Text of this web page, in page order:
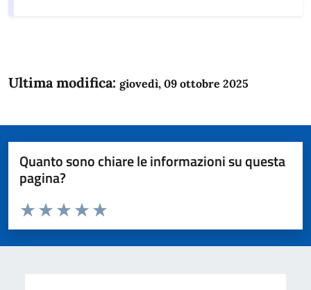
Ultima modifica: giovedì, 09 ottobre 2025
Quanto sono chiare le informazioni su questa
pagina?
Domanda
Valuta da 1 a 5 stelle la pagina
Valuta 5 stelle su 5
Valuta 4 stelle su 5
Valuta 3 stelle su 5
Valuta 2 stelle su 5
Valuta 1 stelle su 5